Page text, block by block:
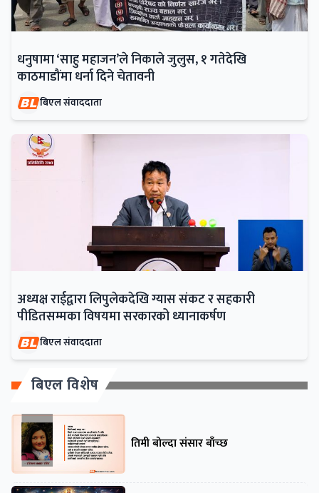
धनुषामा ‘साहु महाजन’ले निकाले जुलुस, १ गतेदेखि
काठमाडौंमा धर्ना दिने चेतावनी
बिएल संवाददाता
अध्यक्ष राईद्वारा लिपुलेकदेखि ग्यास संकट र सहकारी
पीडितसम्मका विषयमा सरकारको ध्यानाकर्षण
बिएल संवाददाता
बिएल विशेष
तिमी बोल्दा संसार बाँच्छ